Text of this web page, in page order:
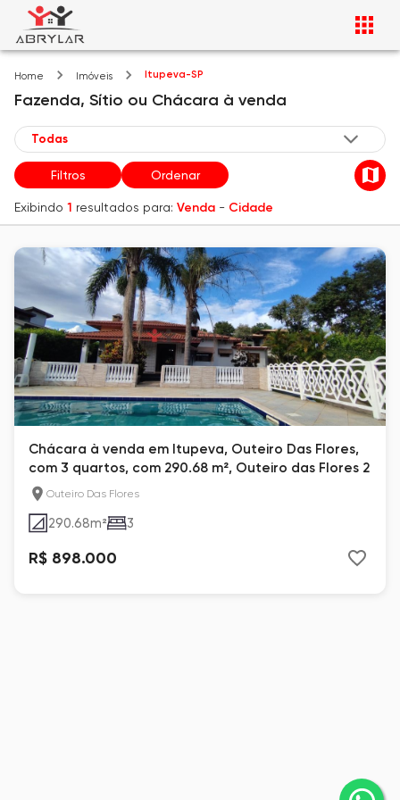
Home Imóveis Itupeva-SP
Fazenda, Sítio ou Chácara à venda
Filtros Ordenar
Exibindo 1 resultados para: Venda - Cidade
Chácara à venda em Itupeva, Outeiro Das Flores,
com 3 quartos, com 290.68 m², Outeiro das Flores 2
Outeiro Das Flores
290.68m² 3
R$ 898.000